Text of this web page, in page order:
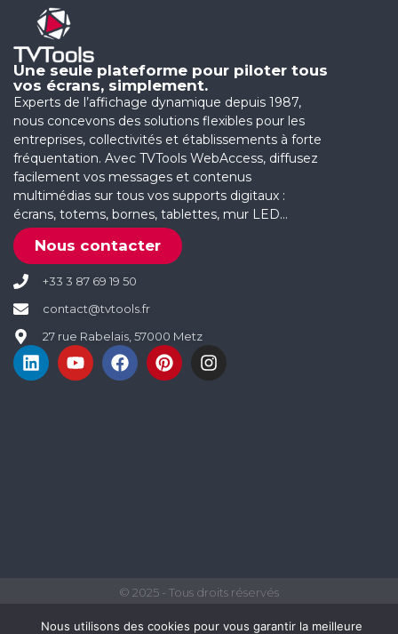
Une seule plateforme pour piloter tous
vos écrans, simplement.
Experts de l’affichage dynamique depuis 1987,
nous concevons des solutions flexibles pour les
entreprises, collectivités et établissements à forte
fréquentation. Avec TVTools WebAccess, diffusez
facilement vos messages et contenus
multimédias sur tous vos supports digitaux :
écrans, totems, bornes, tablettes, mur LED…
Nous contacter
+33 3 87 69 19 50
contact@tvtools.fr
27 rue Rabelais, 57000 Metz
© 2025 - Tous droits réservés
Nous utilisons des cookies pour vous garantir la meilleure